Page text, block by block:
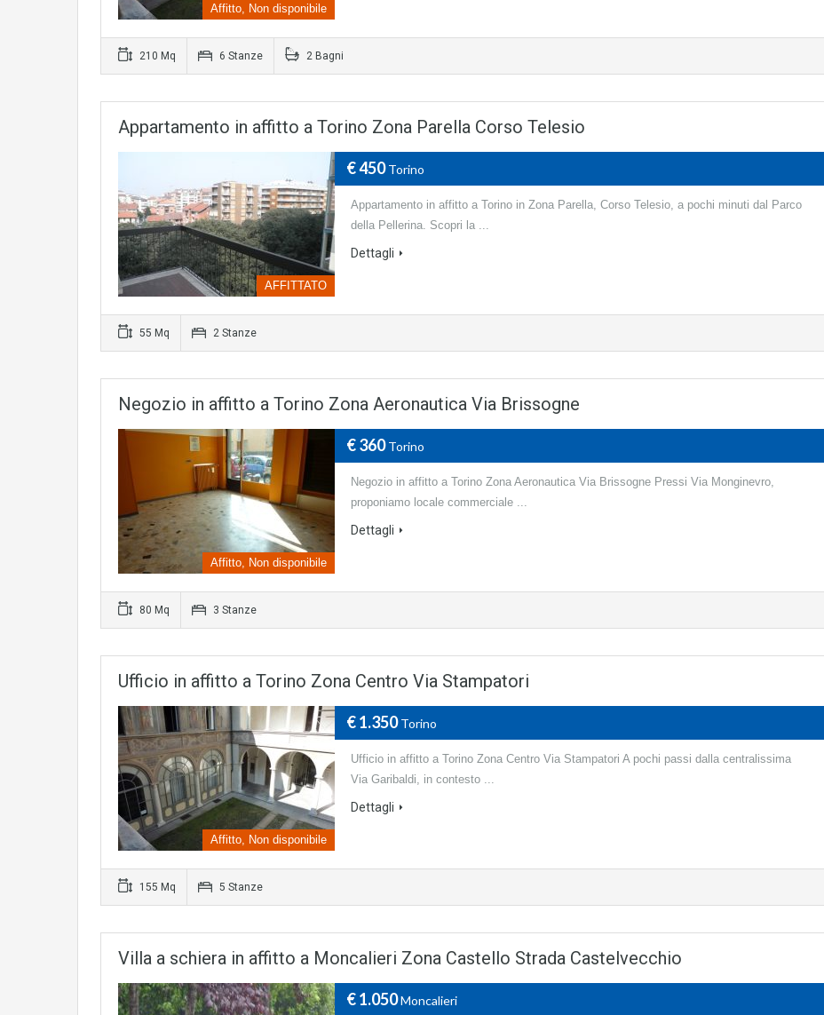
Affitto, Non disponibile
210 Mq 6 Stanze 2 Bagni
Appartamento in affitto a Torino Zona Parella Corso Telesio
AFFITTATO
€ 450Torino
Appartamento in affitto a Torino in Zona Parella, Corso Telesio, a pochi minuti dal Parco
della Pellerina. Scopri la ...
Dettagli
55 Mq 2 Stanze
Negozio in affitto a Torino Zona Aeronautica Via Brissogne
Affitto, Non disponibile
€ 360Torino
Negozio in affitto a Torino Zona Aeronautica Via Brissogne Pressi Via Monginevro,
proponiamo locale commerciale ...
Dettagli
80 Mq 3 Stanze
Ufficio in affitto a Torino Zona Centro Via Stampatori
Affitto, Non disponibile
€ 1.350Torino
Ufficio in affitto a Torino Zona Centro Via Stampatori A pochi passi dalla centralissima
Via Garibaldi, in contesto ...
Dettagli
155 Mq 5 Stanze
Villa a schiera in affitto a Moncalieri Zona Castello Strada Castelvecchio
€ 1.050Moncalieri